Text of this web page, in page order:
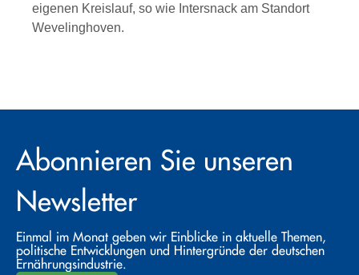
eigenen Kreislauf, so wie Intersnack am Standort
Wevelinghoven.
Abonnieren Sie unseren
Newsletter
Einmal im Monat geben wir Einblicke in aktuelle Themen,
politische Entwicklungen und Hintergründe der deutschen
Ernährungsindustrie.